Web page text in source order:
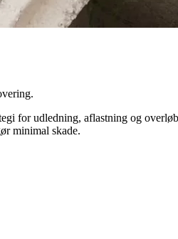
for udledning, aflastning og
minimal skade.